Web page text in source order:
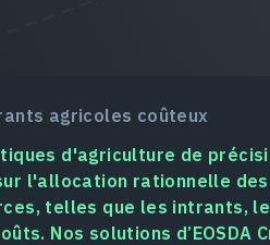
agricoles coûteux
d'agriculture de
l'allocation rationnelle des
telles que les intrants,
Nos solutions d’EOSDA